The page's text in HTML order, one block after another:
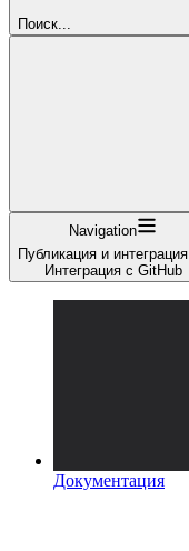
Поиск...
Navigation
Публикация и интеграция
Интеграция с GitHub
Документация